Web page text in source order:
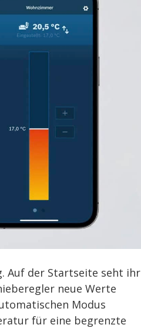
Auf der Startseite seht ihr
neue Werte
Modus
für eine begrenzte